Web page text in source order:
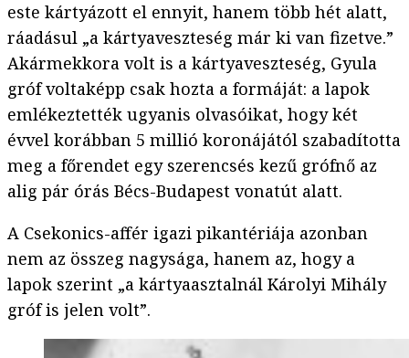
este kártyázott el ennyit, hanem több hét alatt,
ráadásul „a kártyaveszteség már ki van fizetve.”
Akármekkora volt is a kártyaveszteség, Gyula
gróf voltaképp csak hozta a formáját: a lapok
emlékeztették ugyanis olvasóikat, hogy két
évvel korábban 5 millió koronájától szabadította
meg a főrendet egy szerencsés kezű grófnő az
alig pár órás Bécs-Budapest vonatút alatt.
A Csekonics-affér igazi pikantériája azonban
nem az összeg nagysága, hanem az, hogy a
lapok szerint „a kártyaasztalnál Károlyi Mihály
gróf is jelen volt”.